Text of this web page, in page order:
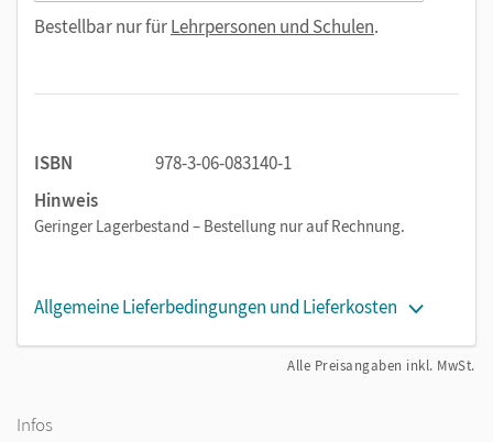
Bestellbar nur fürLehrpersonen und Schulen.
ISBN
978-3-06-083140-1
Hinweis
Geringer Lagerbestand – Bestellung nur auf Rechnung.
Allgemeine Lieferbedingungen und Lieferkosten
Alle Preisangaben inkl. MwSt.
Infos